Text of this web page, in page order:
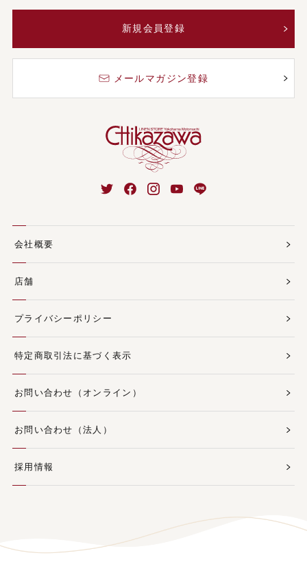
新規会員登録
メールマガジン登録
会社概要
店舗
プライバシーポリシー
特定商取引法に基づく表示
お問い合わせ（オンライン）
お問い合わせ（法人）
採用情報